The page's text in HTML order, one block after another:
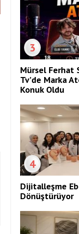
3
Mürsel Ferhat
Tv’de Marka
Konuk Oldu
4
Dijitalleşme
Dönüştürüyor